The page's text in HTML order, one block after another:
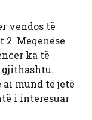
vendos të
2. Meqenëse
ka të
gjithashtu.
mund të jetë
i interesuar